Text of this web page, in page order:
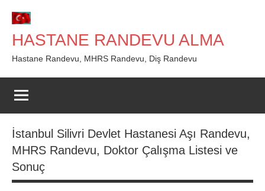
geç
HASTANE RANDEVU ALMA
Hastane Randevu, MHRS Randevu, Diş Randevu
İstanbul Silivri Devlet Hastanesi Aşı Randevu,
MHRS Randevu, Doktor Çalışma Listesi ve
Sonuç